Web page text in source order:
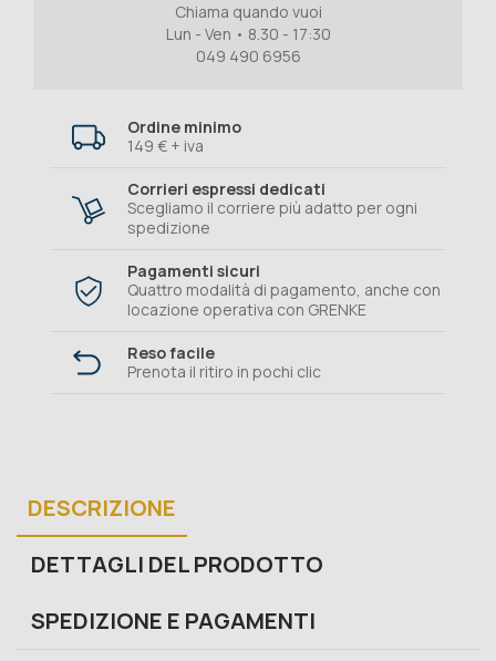
Chiama quando vuoi
Lun - Ven • 8.30 - 17:30
049 490 6956
Ordine minimo
149 € + iva
Corrieri espressi dedicati
Scegliamo il corriere più adatto per ogni
spedizione
Pagamenti sicuri
Quattro modalità di pagamento, anche con
locazione operativa con GRENKE
Reso facile
Prenota il ritiro in pochi clic
DESCRIZIONE
DETTAGLI DEL PRODOTTO
SPEDIZIONE E PAGAMENTI